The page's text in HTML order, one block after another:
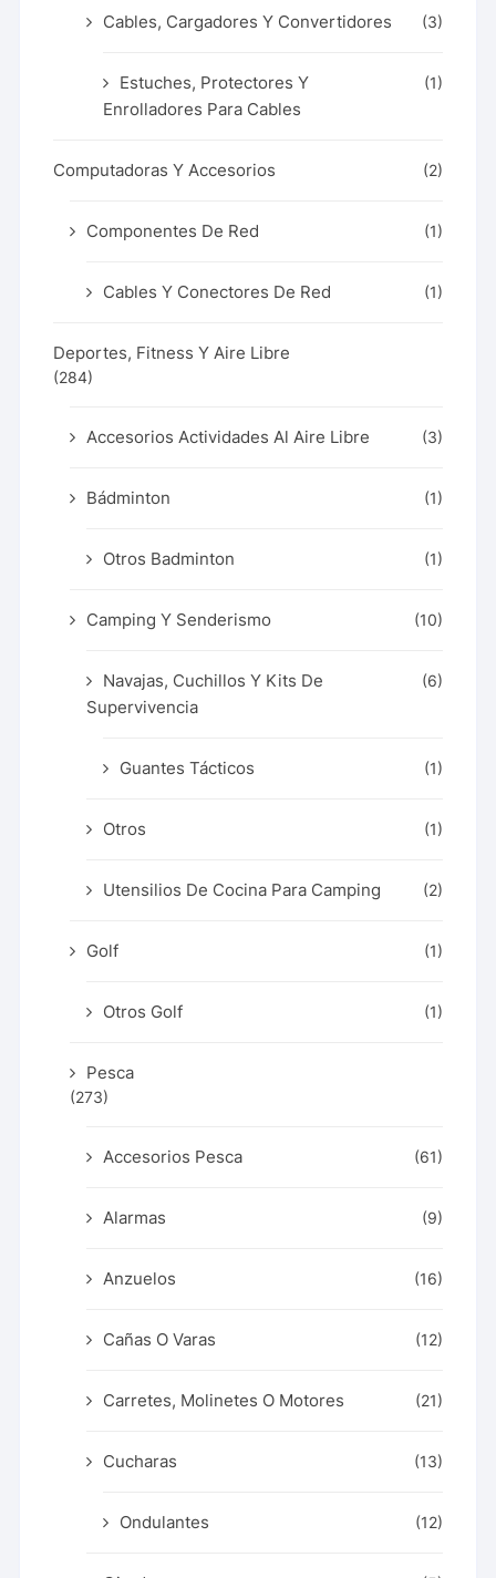
Cables, Cargadores Y Convertidores (3)
Estuches, Protectores Y
Enrolladores Para Cables
(1)
Computadoras Y Accesorios (2)
Componentes De Red (1)
Cables Y Conectores De Red (1)
Deportes, Fitness Y Aire Libre
(284)
Accesorios Actividades Al Aire Libre (3)
Bádminton (1)
Otros Badminton (1)
Camping Y Senderismo (10)
Navajas, Cuchillos Y Kits De
Supervivencia
(6)
Guantes Tácticos (1)
Otros (1)
Utensilios De Cocina Para Camping (2)
Golf (1)
Otros Golf (1)
Pesca
(273)
Accesorios Pesca (61)
Alarmas (9)
Anzuelos (16)
Cañas O Varas (12)
Carretes, Molinetes O Motores (21)
Cucharas (13)
Ondulantes (12)